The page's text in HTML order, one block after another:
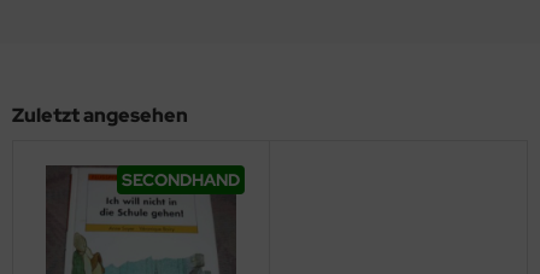
Zuletzt angesehen
SECONDHAND